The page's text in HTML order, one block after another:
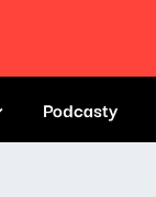
Podcasty